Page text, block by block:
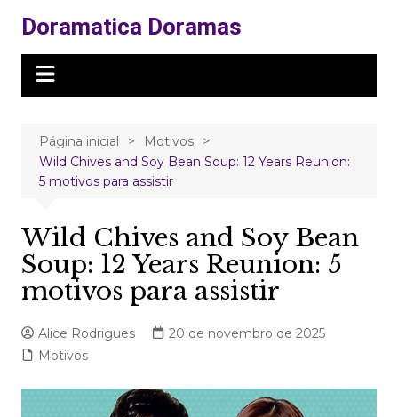
para
conteúdo
Doramatica Doramas
Página inicial
Motivos
Wild Chives and Soy Bean Soup: 12 Years Reunion:
5 motivos para assistir
Wild Chives and Soy Bean
Soup: 12 Years Reunion: 5
motivos para assistir
Alice Rodrigues
20 de novembro de 2025
Motivos